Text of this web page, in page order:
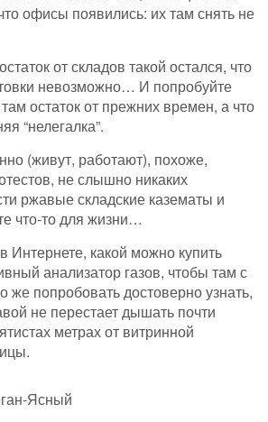
офисы появились: их там снять не
от складов такой остался, что
невозможно… И попробуйте
остаток от прежних времен, а что
“нелегалка”.
(живут, работают), похоже,
не слышно никаких
ржавые складские казематы и
что-то для жизни…
какой можно купить
анализатор газов, чтобы там с
же попробовать достоверно узнать,
не перестает дышать почти
метрах от витринной
Ясный